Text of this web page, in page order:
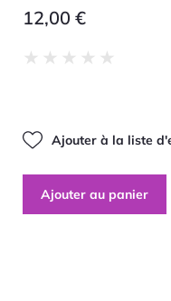
12,00 €
★ ★ ★ ★ ★
Ajouter à la liste
Ajouter au panier